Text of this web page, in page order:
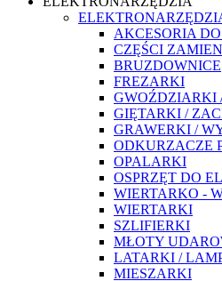
AKCESORIA
CZĘŚCI
BRUZDOWNICE
FREZARKI
GWOŹDZIARKI
GIĘTARKI /
GRAWERKI /
ODKURZACZE
OPALARKI
OSPRZĘT DO
WIERTARKO -
WIERTARKI
SZLIFIERKI
MŁOTY
LATARKI /
MIESZARKI